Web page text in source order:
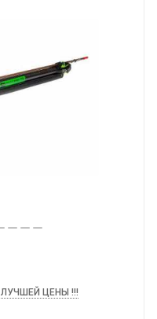
ЛУЧШЕЙ ЦЕНЫ !!!